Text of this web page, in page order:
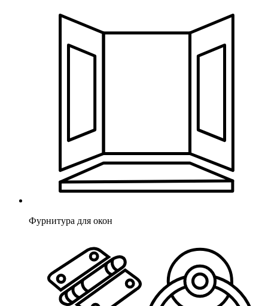
Фурнитура для окон